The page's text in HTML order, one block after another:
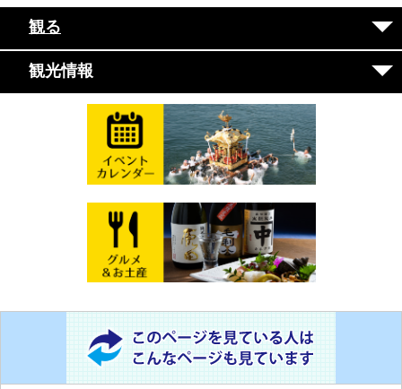
観る
観光情報